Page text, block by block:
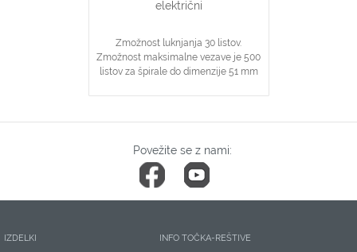
električni
Zmožnost luknjanja 30 listov.
Zmožnost maksimalne vezave je 500
listov za špirale do dimenzije 51 mm
primerno izbiro velikosti
Povežite se z nami:
IZDELKI
INFO TOČKA-REŠTIVE